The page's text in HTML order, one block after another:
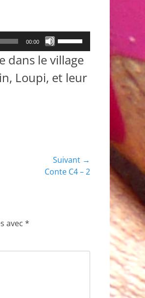
00:00
flèches
haut/bas
pour
dans le village
Loupi, et leur
Suivant →
Conte C4 – 2
avec *